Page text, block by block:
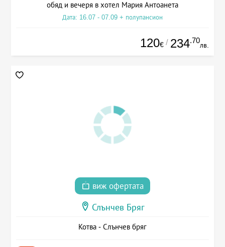
обяд и вечеря в хотел Мария Антоанета
Дата: 16.07 - 07.09 + полупансион
120€ / 234.70
лв.
виж офертата
Слънчев Бряг
Котва - Слънчев бряг